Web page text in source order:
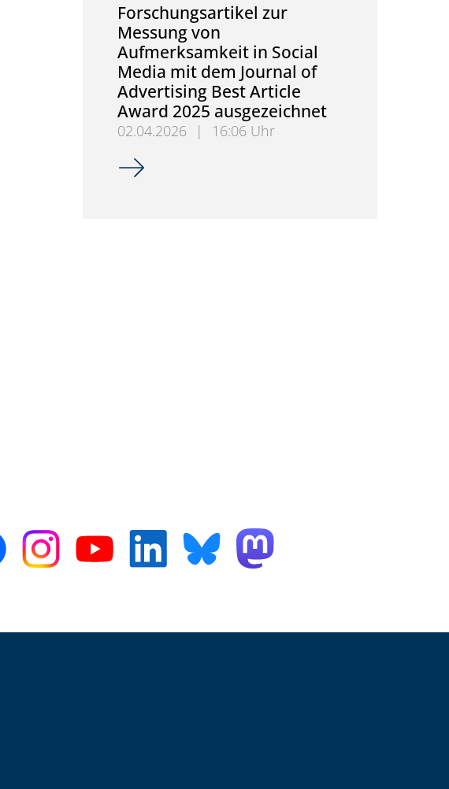
Forschungsartikel zur
Messung von
Aufmerksamkeit in Social
Media mit dem Journal of
Advertising Best Article
Award 2025 ausgezeichnet
02.04.2026 |
16:06 Uhr
Forschungsartikel zur Messung von